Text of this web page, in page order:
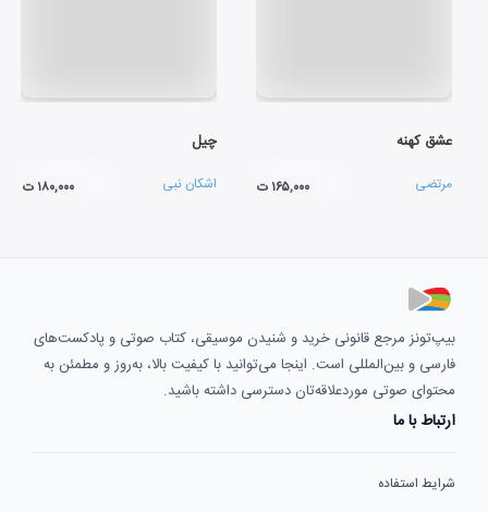
عشق کهنه
مرتضی ۱۶۵,۰۰۰ ت
چیل
اشکان نبی ۱۸۰,۰۰۰ ت
بیپ‌تونز مرجع قانونی خرید و شنیدن موسیقی، کتاب صوتی و پادکست‌های
فارسی و بین‌المللی است. اینجا می‌توانید با کیفیت بالا، به‌روز و مطمئن به
محتوای صوتی موردعلاقه‌تان دسترسی داشته باشید.
ارتباط با ما
شرایط استفاده